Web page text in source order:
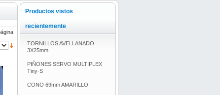
Productos vistos
recientemente
TORNILLOS AVELLANADO
3X25mm
PIÑONES SERVO MULTIPLEX
Tiny-S
CONO 69mm AMARILLO